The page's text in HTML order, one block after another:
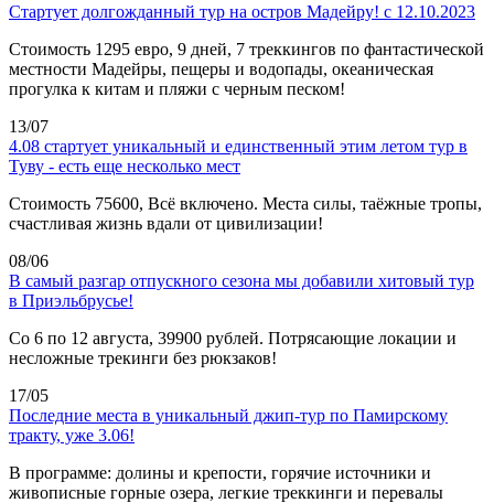
Стартует долгожданный тур на остров Мадейру! с 12.10.2023
Стоимость 1295 евро, 9 дней, 7 треккингов по фантастической
местности Мадейры, пещеры и водопады, океаническая
прогулка к китам и пляжи с черным песком!
13/07
4.08 стартует уникальный и единственный этим летом тур в
Туву - есть еще несколько мест
Стоимость 75600, Всё включено. Места силы, таёжные тропы,
счастливая жизнь вдали от цивилизации!
08/06
В самый разгар отпускного сезона мы добавили хитовый тур
в Приэльбрусье!
Со 6 по 12 августа, 39900 рублей. Потрясающие локации и
несложные трекинги без рюкзаков!
17/05
Последние места в уникальный джип-тур по Памирскому
тракту, уже 3.06!
В программе: долины и крепости, горячие источники и
живописные горные озера, легкие треккинги и перевалы